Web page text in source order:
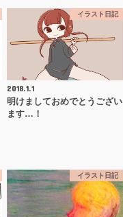
イラスト日記
2018.1.1
明けましておめでとうござい
ます…！
イラスト日記